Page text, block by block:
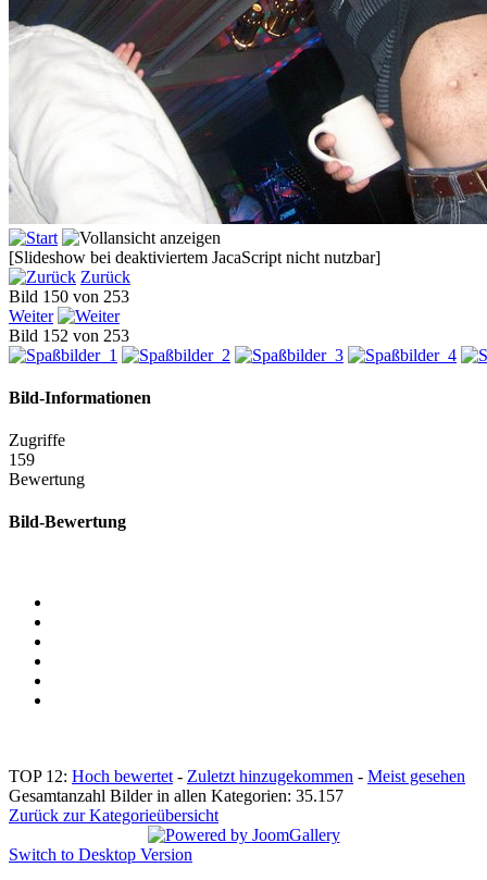
[Slideshow bei deaktiviertem JacaScript nicht nutzbar]
Zurück
Bild 150 von 253
Weiter
Bild 152 von 253
Bild-Informationen
Zugriffe
159
Bewertung
Bild-Bewertung
TOP 12: Hoch bewertet - Zuletzt hinzugekommen - Meist gesehen
Gesamtanzahl Bilder in allen Kategorien: 35.157
Zurück zur Kategorieübersicht
Switch to Desktop Version